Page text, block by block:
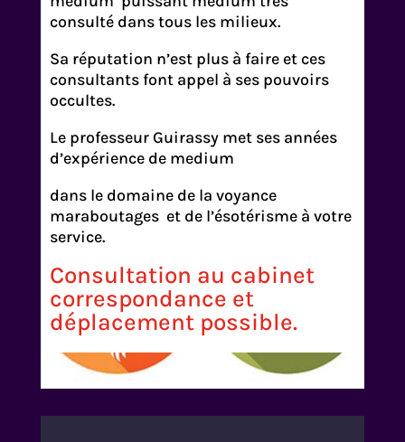
consulté dans tous les milieux.
Sa réputation n’est plus à faire et ces
consultants font appel à ses pouvoirs
occultes.
Le professeur Guirassy met ses années
d’expérience de medium
dans le domaine de la voyance
maraboutages et de l’ésotérisme à votre
service.
Consultation au cabinet
correspondance et
déplacement possible.